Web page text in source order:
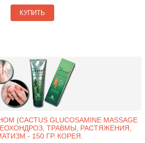
КУПИТЬ
(CACTUS GLUCOSAMINE MASSAGE
ТРАВМЫ, РАСТЯЖЕНИЯ,
- 150 ГР. КОРЕЯ.